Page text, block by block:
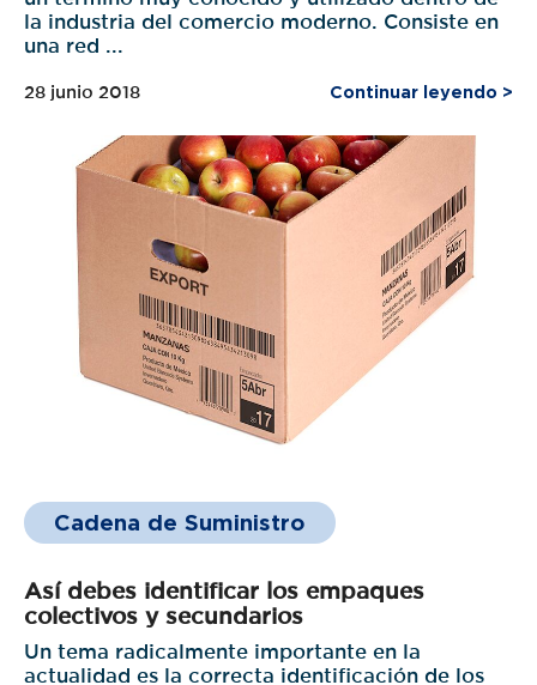
la industria del comercio moderno. Consiste en
una red ...
28 junio 2018 Continuar leyendo >
Cadena de Suministro
Así debes identificar los empaques
colectivos y secundarios
Un tema radicalmente importante en la
actualidad es la correcta identificación de los